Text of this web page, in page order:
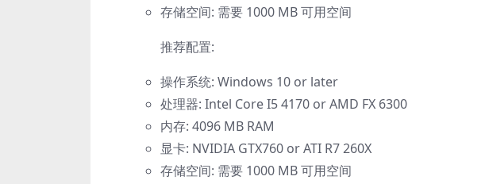
存储空间: 需要 1000 MB 可用空间
推荐配置:
操作系统: Windows 10 or later
处理器: Intel Core I5 4170 or AMD FX 6300
内存: 4096 MB RAM
显卡: NVIDIA GTX760 or ATI R7 260X
存储空间: 需要 1000 MB 可用空间